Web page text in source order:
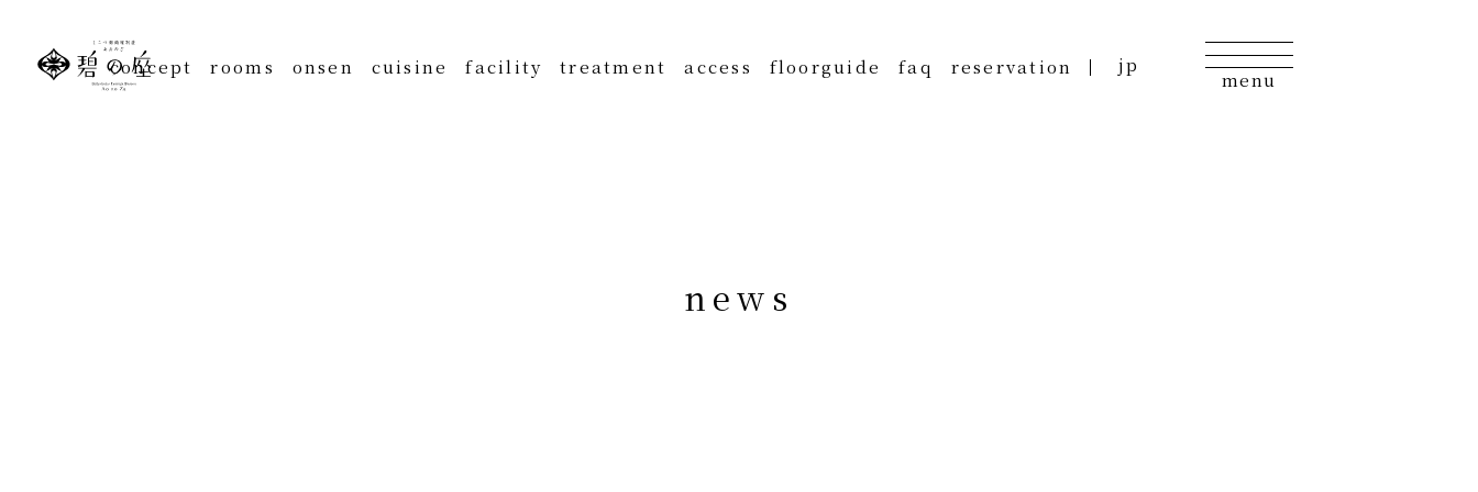
concept rooms onsen cuisine facility treatment access floorguide faq reservation jp
n ew s
menu